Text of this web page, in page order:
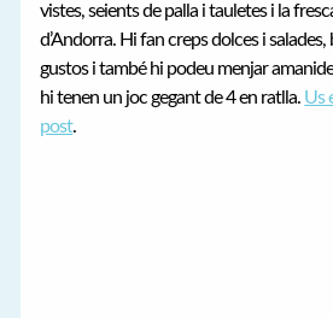
vistes, seients de palla i tauletes i la
d’Andorra. Hi fan creps dolces i
gustos i també hi podeu menjar
hi tenen un joc gegant de 4 en ratlla. Us
post.